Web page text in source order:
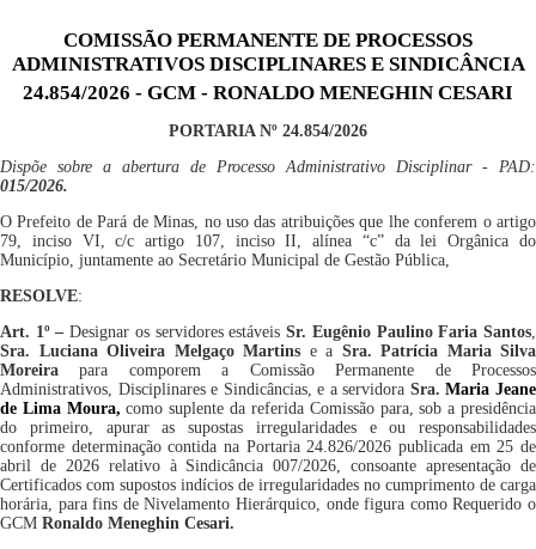
COMISSÃO PERMANENTE DE PROCESSOS
ADMINISTRATIVOS DISCIPLINARES E SINDICÂNCIA
24.854/2026 - GCM - RONALDO MENEGHIN CESARI
PORTARIA Nº 24.854/2026
Dispõe sobre a abertura de ProcessoAdministrativo Disciplinar - PAD:
015/2026.
O Prefeito de Pará de Minas, no uso das atribuições que lhe conferem o artigo
79, inciso VI, c/c artigo 107, inciso II, alínea “c” da lei Orgânica do
Município, juntamente ao Secretário Municipal de Gestão Pública,
RESOLVE:
Art. 1º –Designar os servidores estáveis Sr. Eugênio Paulino Faria Santos,
Sra. Luciana Oliveira Melgaço Martins e a Sra. Patrícia Maria Silva
Moreira
para comporem a Comissão Permanente de Processos
Administrativos, Disciplinares e Sindicâncias, e aservidora Sra.Maria Jeane
de Lima Moura,como suplente da referidaComissão para, sob a presidência
do primeiro, apurar as supostas irregularidades e ou responsabilidades
conforme determinaçãocontida na Portaria 24.826/2026 publicada em 25 de
abril de 2026 relativo à Sindicância 007/2026, consoante apresentação de
Certificados com supostos indícios de irregularidades no cumprimento de carga
horária, para fins de Nivelamento Hierárquico, onde figura como Requerido o
GCM Ronaldo Meneghin Cesari.